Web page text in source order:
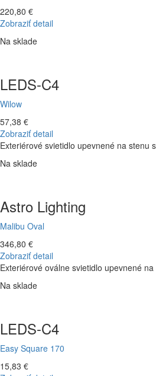
220,80 €
Zobraziť detail
Na sklade
LEDS-C4
Wilow
57,38 €
Zobraziť detail
Exteriérové svietidlo upevnené na stenu
Na sklade
Astro Lighting
Malibu Oval
346,80 €
Zobraziť detail
Exteriérové oválne svietidlo upevnené na
Na sklade
LEDS-C4
Easy Square 170
15,83 €